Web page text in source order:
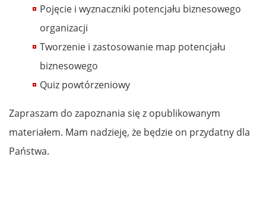
Pojęcie i wyznaczniki potencjału biznesowego
organizacji
Tworzenie i zastosowanie map potencjału
biznesowego
Quiz powtórzeniowy
Zapraszam do zapoznania się z opublikowanym
materiałem. Mam nadzieję, że będzie on przydatny dla
Państwa.